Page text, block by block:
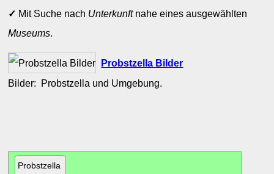
✓ Mit Suche nach Unterkunftnahe eines ausgewählten
Museums.
Probstzella Bilder
Bilder: Probstzella und Umgebung.
Probstzella